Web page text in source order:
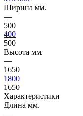
Ширина мм.
—
500
400
500
Высота мм.
—
1650
1800
1650
Характеристики
Длина мм.
—